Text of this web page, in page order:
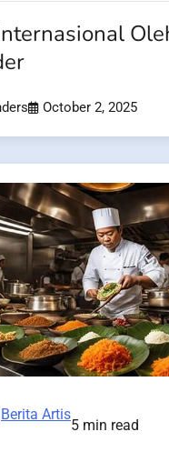
October 2, 2025
Berita Artis
5 min read